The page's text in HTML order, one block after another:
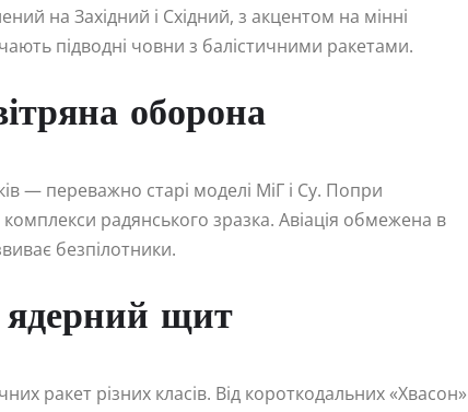
на Західний і Східний, з акцентом на мінні
підводні човни з балістичними ракетами.
оборона
— переважно старі моделі МіГ і Су. Попри
радянського зразка. Авіація обмежена в
безпілотники.
ядерний щит
ракет різних класів. Від короткодальних «Хвасон»